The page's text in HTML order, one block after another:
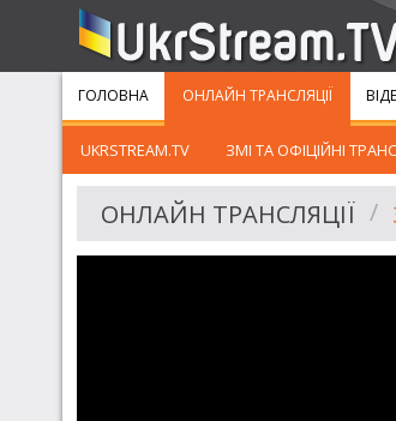
ГОЛОВНА ОНЛАЙН ТРАНСЛЯЦІЇ
UKRSTREAM.TV ЗМІ ТА ОФІЦІЙНІ
ОНЛАЙН ТРАНСЛЯЦІЇ